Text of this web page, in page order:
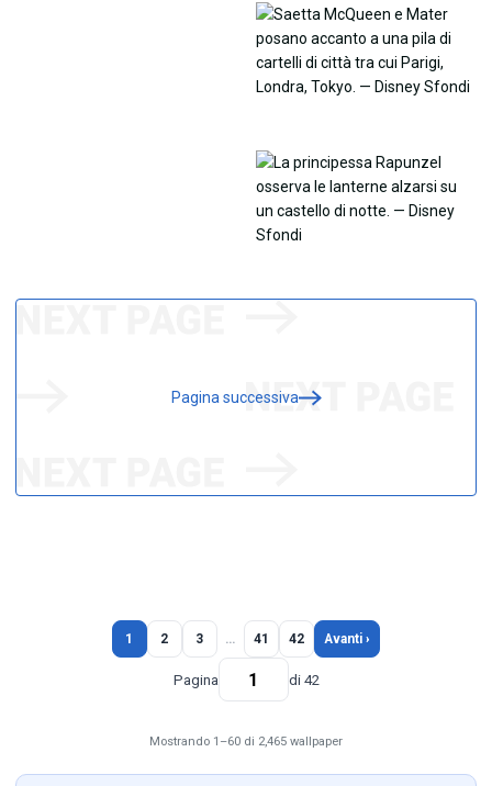
Pagina successiva
1 2 3 … 41 42 Avanti ›
Pagina di 42
Mostrando 1–60 di 2,465 wallpaper